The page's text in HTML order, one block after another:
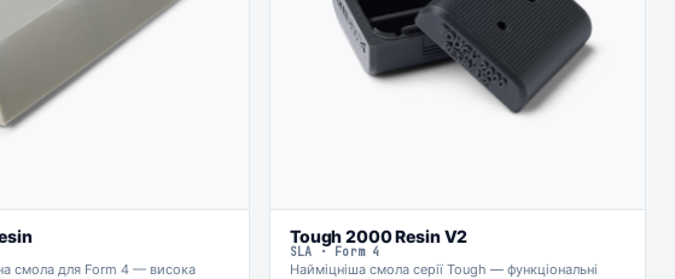
смола для Form 4 — висока
Tough 2000 Resin V2
SLA · Form 4
Найміцніша смола серії Tough — функціональні